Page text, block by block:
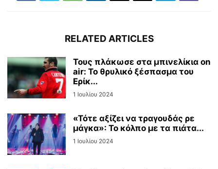
RELATED ARTICLES
Τους πλάκωσε στα μπινελίκια on
air: Το θρυλικό ξέσπασμα του
Ερίκ...
1 Ιουλίου 2024
«Τότε αξίζει να τραγουδάς ρε
μάγκα»: Το κόλπο με τα πιάτα...
1 Ιουλίου 2024